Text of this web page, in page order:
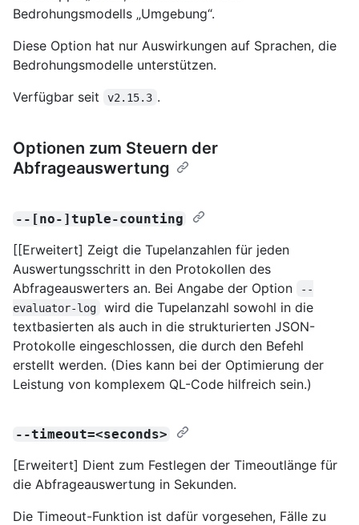
Bedrohungsmodells „Umgebung“.
Diese Option hat nur Auswirkungen auf Sprachen, die
Bedrohungsmodelle unterstützen.
Verfügbar seit
v2.15.3 .
Optionen zum Steuern der
Abfrageauswertung
--[no-]tuple-counting
[[Erweitert] Zeigt die Tupelanzahlen für jeden
Auswertungsschritt in den Protokollen des
Abfrageauswerters an. Bei Angabe der Option
--
evaluator-log
wird die Tupelanzahl sowohl in die
textbasierten als auch in die strukturierten JSON-
Protokolle eingeschlossen, die durch den Befehl
erstellt werden. (Dies kann bei der Optimierung der
Leistung von komplexem QL-Code hilfreich sein.)
--timeout=<seconds>
[Erweitert] Dient zum Festlegen der Timeoutlänge für
die Abfrageauswertung in Sekunden.
Die Timeout-Funktion ist dafür vorgesehen, Fälle zu